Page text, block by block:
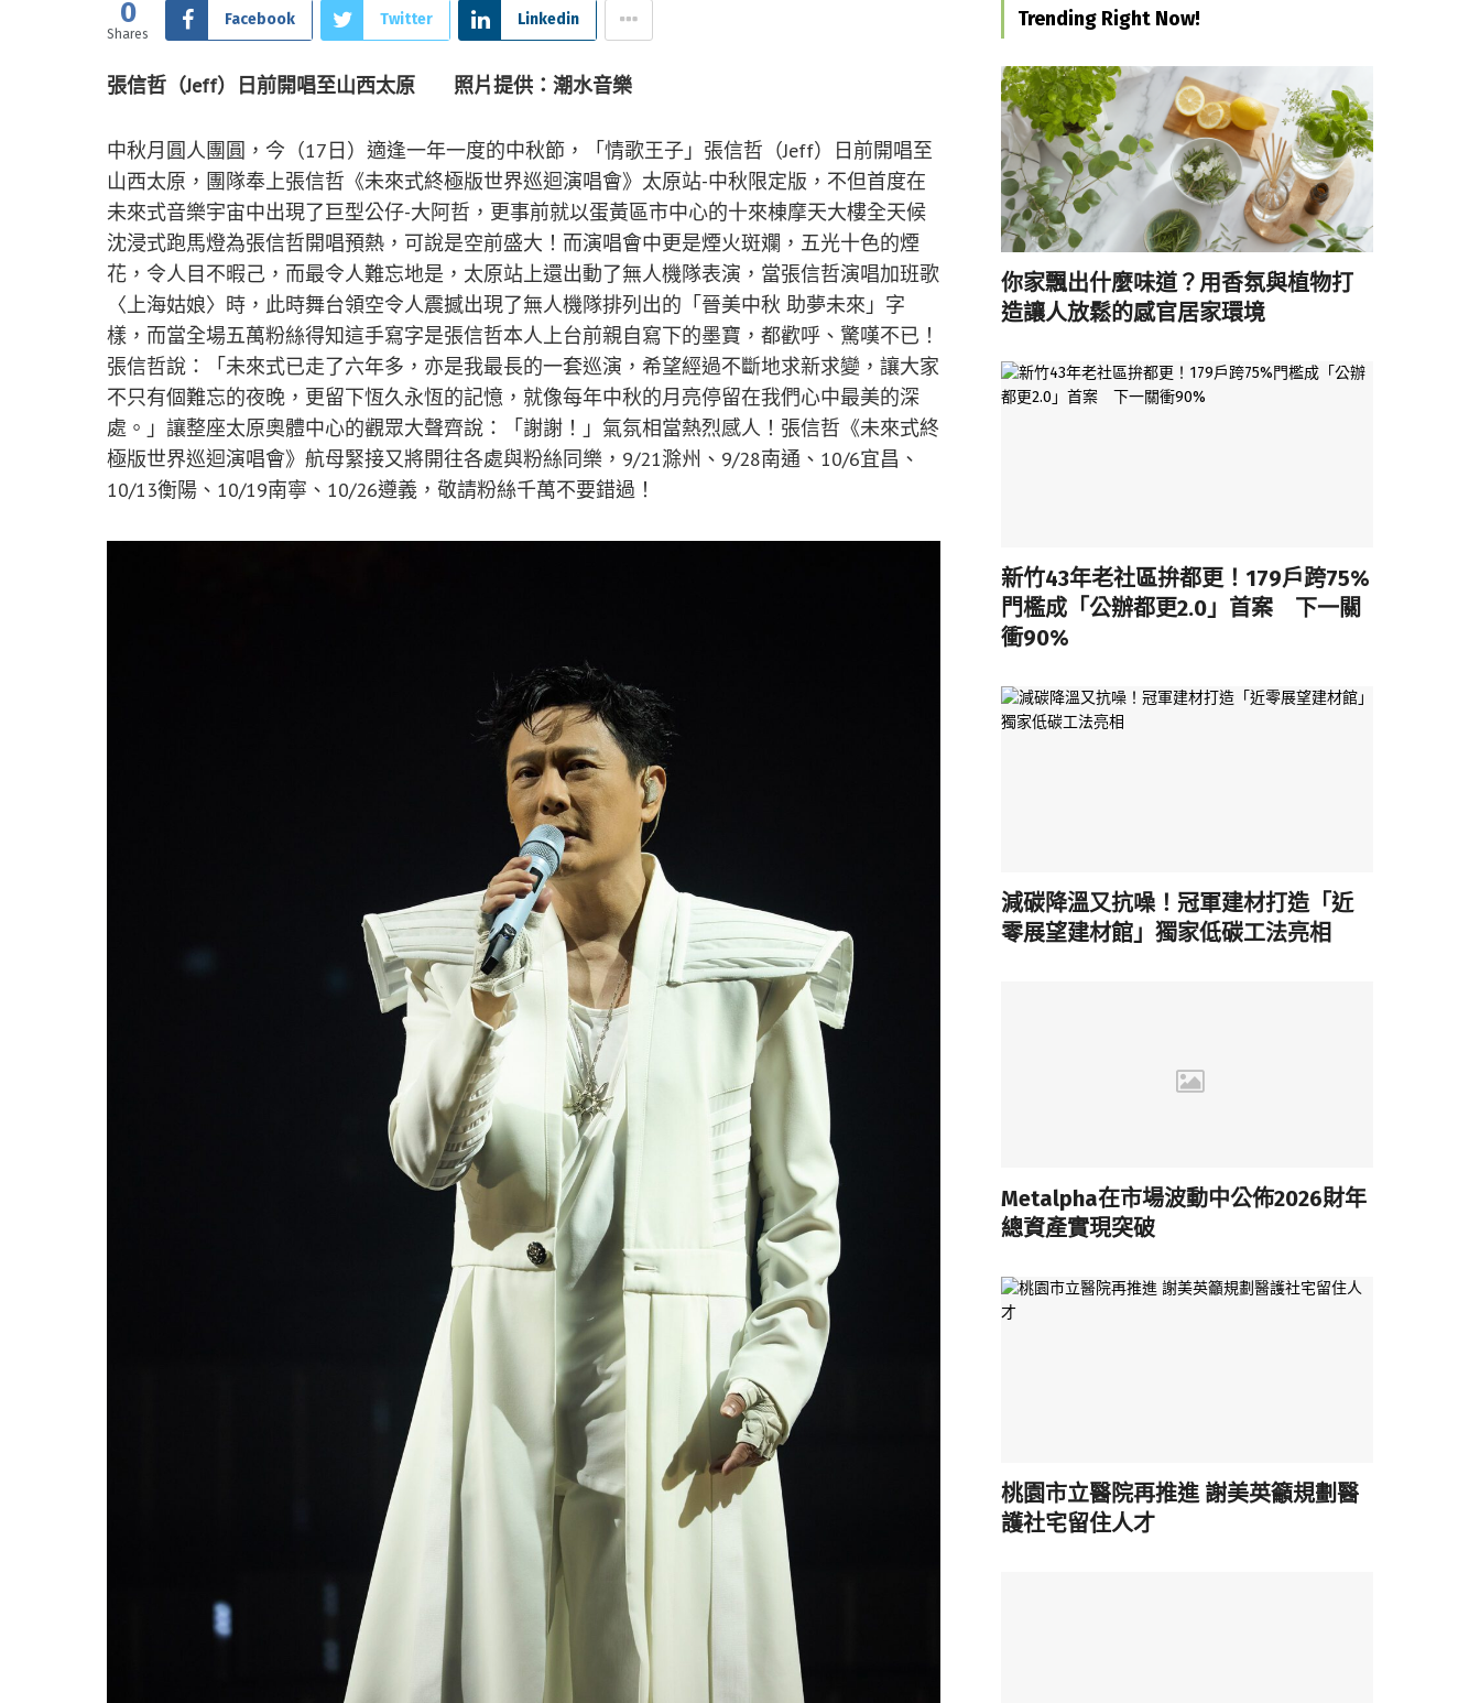
0
Shares
Facebook Twitter Linkedin
張信哲（Jeff）日前開唱至山西太原 照片提供：潮水音樂
中秋月圓人團圓，今（17日）適逢一年一度的中秋節，「情歌王子」張信哲（Jeff）日前開唱至
山西太原，團隊奉上張信哲《未來式終極版世界巡迴演唱會》太原站-中秋限定版，不但首度在
未來式音樂宇宙中出現了巨型公仔-大阿哲，更事前就以蛋黃區市中心的十來棟摩天大樓全天候
沈浸式跑馬燈為張信哲開唱預熱，可說是空前盛大！而演唱會中更是煙火斑斕，五光十色的煙
花，令人目不暇己，而最令人難忘地是，太原站上還出動了無人機隊表演，當張信哲演唱加班歌
〈上海姑娘〉時，此時舞台領空令人震撼出現了無人機隊排列出的「晉美中秋 助夢未來」字
樣，而當全場五萬粉絲得知這手寫字是張信哲本人上台前親自寫下的墨寶，都歡呼、驚嘆不已！
張信哲說：「未來式已走了六年多，亦是我最長的一套巡演，希望經過不斷地求新求變，讓大家
不只有個難忘的夜晚，更留下恆久永恆的記憶，就像每年中秋的月亮停留在我們心中最美的深
處。」讓整座太原奧體中心的觀眾大聲齊說：「謝謝！」氣氛相當熱烈感人！張信哲《未來式終
極版世界巡迴演唱會》航母緊接又將開往各處與粉絲同樂，9/21滁州、9/28南通、10/6宜昌、
10/13衡陽、10/19南寧、10/26遵義，敬請粉絲千萬不要錯過！
Trending Right Now!
你家飄出什麼味道？用香氛與植物打
造讓人放鬆的感官居家環境
新竹43年老社區拚都更！179戶跨75%
門檻成「公辦都更2.0」首案 下一關
衝90%
減碳降溫又抗噪！冠軍建材打造「近
零展望建材館」獨家低碳工法亮相
Metalpha在市場波動中公佈2026財年
總資產實現突破
桃園市立醫院再推進 謝美英籲規劃醫
護社宅留住人才